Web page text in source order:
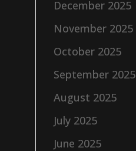
December 2025
November 2025
October 2025
September 2025
August 2025
July 2025
June 2025